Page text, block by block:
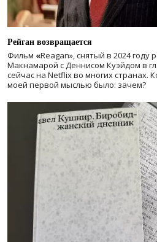
Рейган возвращается
Фильм «Reagan», снятый в 2024 году
Макнамарой с Деннисом Куэйдом в
сейчас на Netflix во многих странах.
моей первой мыслью было: зачем?